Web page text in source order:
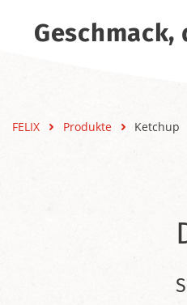
FELIX Produkte Ketchup